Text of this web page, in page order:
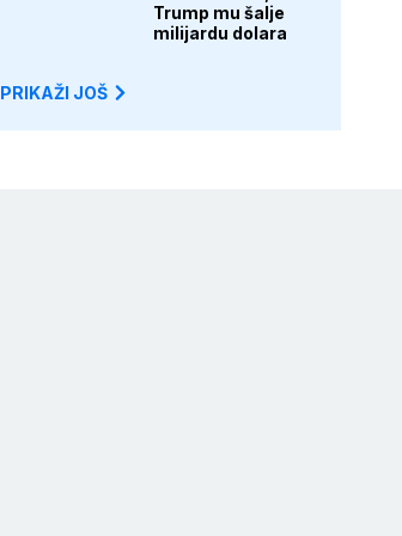
Trump mu šalje
milijardu dolara
PRIKAŽI JOŠ